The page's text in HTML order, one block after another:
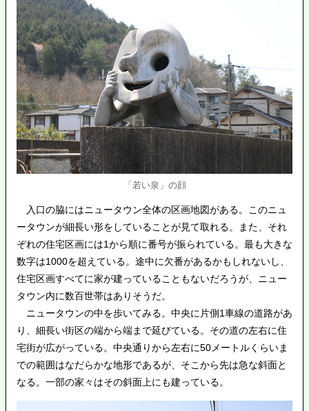
「若い泉」の顔
入口の脇にはニュータウン全体の区画地図がある。このニュ
ータウンが細長い形をしていることが見て取れる。また、それ
ぞれの住宅区画には1から順に番号が振られている。最も大きな
数字は1000を超えている。途中に欠番があるかもしれないし、
住宅区画すべてに家が建っていることもないだろうが、ニュー
タウン内に数百世帯はありそうだ。
ニュータウンの中を歩いてみる。中央に片側1車線の道路があ
り、細長い街区の端から端まで延びている。その道の左右に住
宅街が広がっている。中央通りから左右に50メートルくらいま
での範囲はなだらかな地形であるが、そこから先は急な斜面と
なる。一部の家々はその斜面上にも建っている。